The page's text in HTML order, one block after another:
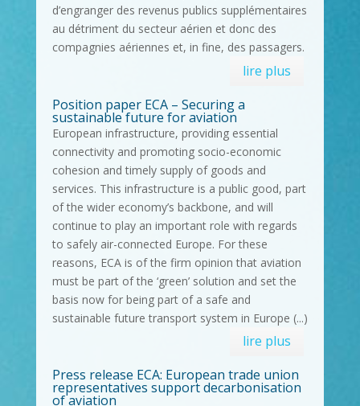
d’engranger des revenus publics supplémentaires
au détriment du secteur aérien et donc des
compagnies aériennes et, in fine, des passagers.
lire plus
Position paper ECA – Securing a
sustainable future for aviation
European infrastructure, providing essential
connectivity and promoting socio-economic
cohesion and timely supply of goods and
services. This infrastructure is a public good, part
of the wider economy’s backbone, and will
continue to play an important role with regards
to safely air-connected Europe. For these
reasons, ECA is of the firm opinion that aviation
must be part of the ‘green’ solution and set the
basis now for being part of a safe and
sustainable future transport system in Europe (...)
lire plus
Press release ECA: European trade union
representatives support decarbonisation
of aviation